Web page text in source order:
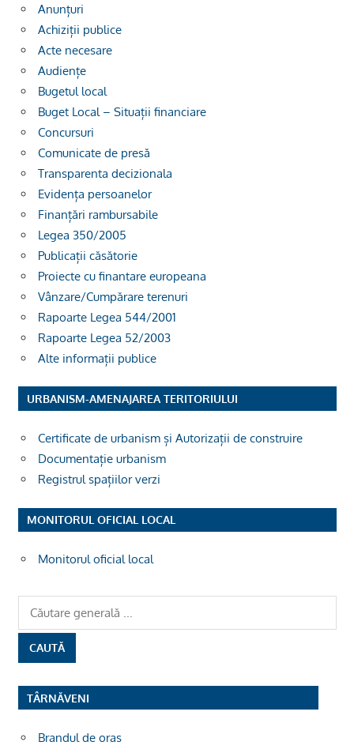
Anunțuri
Achiziții publice
Acte necesare
Audiențe
Bugetul local
Buget Local – Situații financiare
Concursuri
Comunicate de presă
Transparenta decizionala
Evidența persoanelor
Finanțări rambursabile
Legea 350/2005
Publicații căsătorie
Proiecte cu finantare europeana
Vânzare/Cumpărare terenuri
Rapoarte Legea 544/2001
Rapoarte Legea 52/2003
Alte informații publice
URBANISM-AMENAJAREA TERITORIULUI
Certificate de urbanism și Autorizații de construire
Documentație urbanism
Registrul spațiilor verzi
MONITORUL OFICIAL LOCAL
Monitorul oficial local
TÂRNĂVENI
Brandul de oras